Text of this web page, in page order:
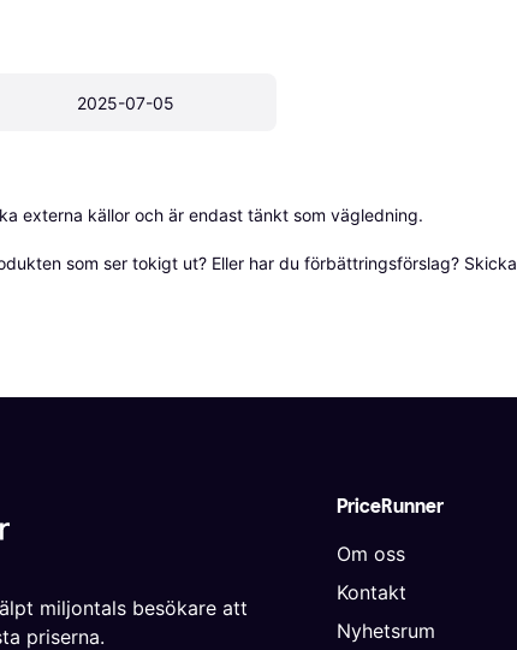
2025-07-05
externa källor och är endast tänkt som vägledning.
som ser tokigt ut? Eller har du förbättringsförslag? Skicka
PriceRunner
Om oss
Kontakt
Nyhetsrum
miljontals besökare att
priserna.